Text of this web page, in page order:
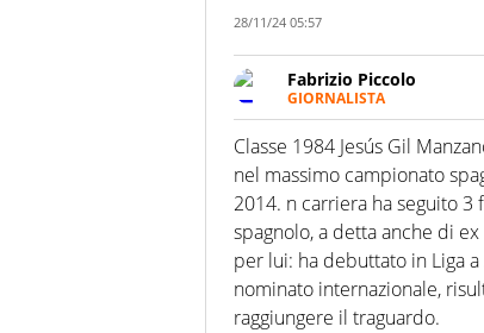
28/11/24 05:57
Fabrizio Piccolo
GIORNALISTA
Nella sua carriera ha
agenzie e testate.
prevalentemente di calcio
Classe 1984 Jesús Gil
nel massimo campionato
2014. n carriera ha seguito
spagnolo, a detta anche di
per lui: ha debuttato in Liga
nominato internazionale,
raggiungere il traguardo.